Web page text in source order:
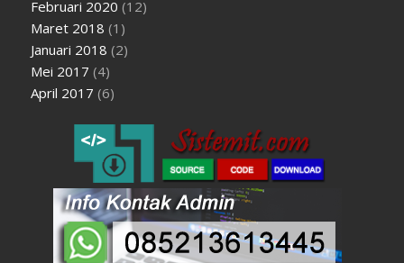
Februari 2020 (12)
Maret 2018 (1)
Januari 2018 (2)
Mei 2017 (4)
April 2017 (6)